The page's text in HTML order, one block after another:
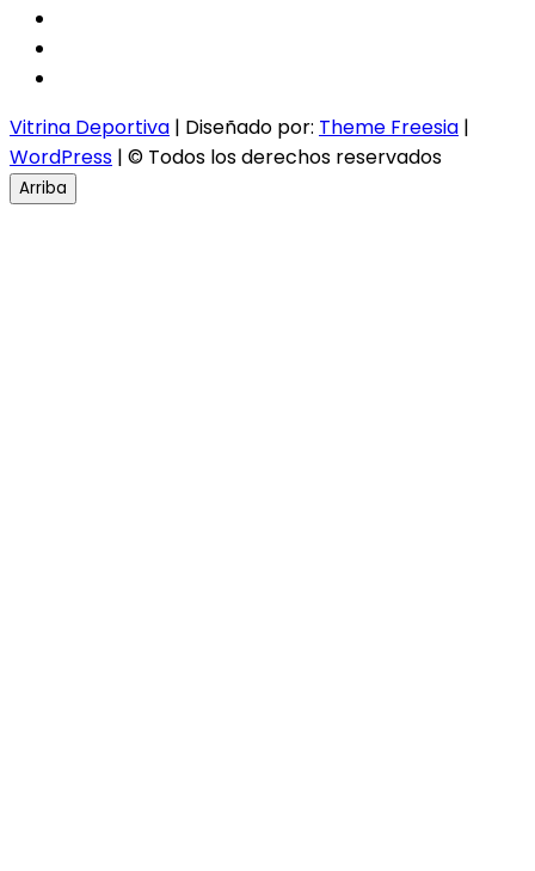
Vitrina Deportiva | Diseñado por: Theme Freesia |
WordPress | © Todos los derechos reservados
Arriba